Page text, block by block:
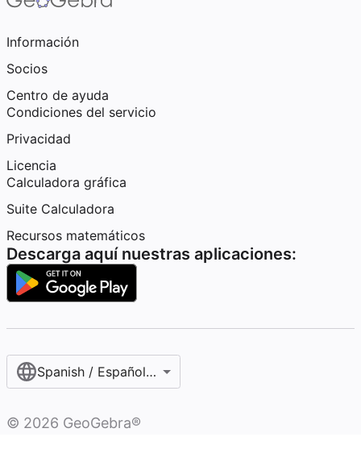
Información
Socios
Centro de ayuda
Condiciones del servicio
Privacidad
Licencia
Calculadora gráfica
Suite Calculadora
Recursos matemáticos
Descarga aquí nuestras aplicaciones:
Spanish / Español (internacional)
© 2026 GeoGebra®